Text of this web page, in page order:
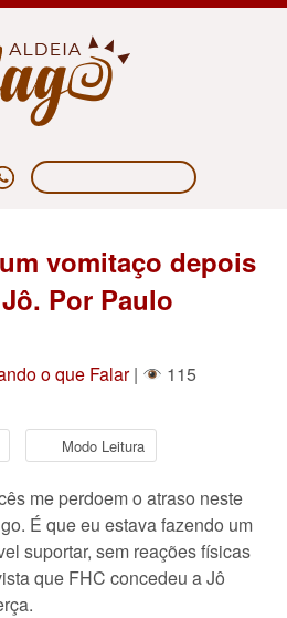
vomitaço depois
Por Paulo
o que Falar|
115
Modo Leitura
me perdoem o atraso neste
É que eu estava fazendo um
suportar, sem reações físicas
que FHC concedeu a Jô